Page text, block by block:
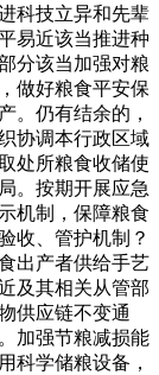
科技立异和先辈
易近该当推进种
分该当加强对粮
做好粮食平安保
。仍有结余的，
协调本行政区域
处所粮食收储使
。按期开展应急
机制，保障粮食
收、管护机制？
出产者供给手艺
及其相关从管部
供应链不变通
加强节粮减损能
科学储粮设备，